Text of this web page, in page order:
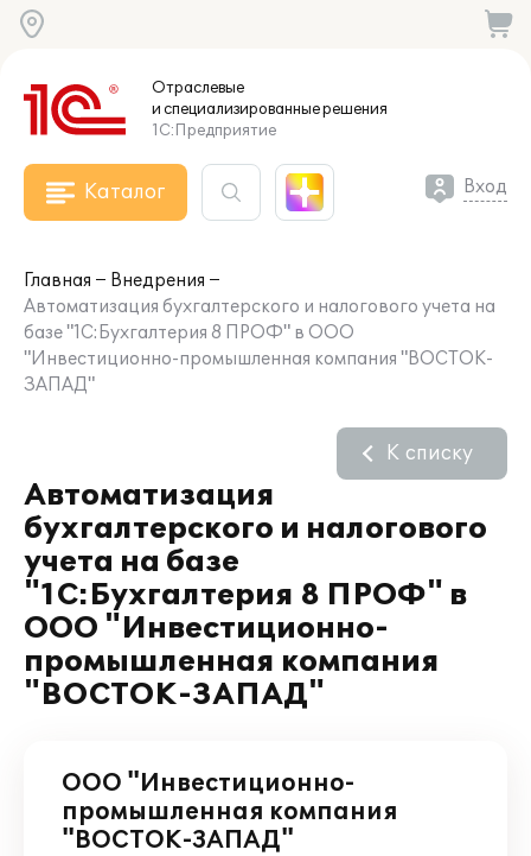
Отраслевые
и специализированныерешения
1С:Предприятие
Каталог Вход
Главная
Внедрения
Автоматизация бухгалтерского и налогового учета на
базе "1С:Бухгалтерия 8 ПРОФ" в ООО
"Инвестиционно-промышленная компания "ВОСТОК-
ЗАПАД"
Автоматизация
бухгалтерского и налогового
учета на базе
"1С:Бухгалтерия 8 ПРОФ" в
ООО "Инвестиционно-
промышленная компания
"ВОСТОК-ЗАПАД"
К списку
ООО "Инвестиционно-
промышленная компания
"ВОСТОК-ЗАПАД"